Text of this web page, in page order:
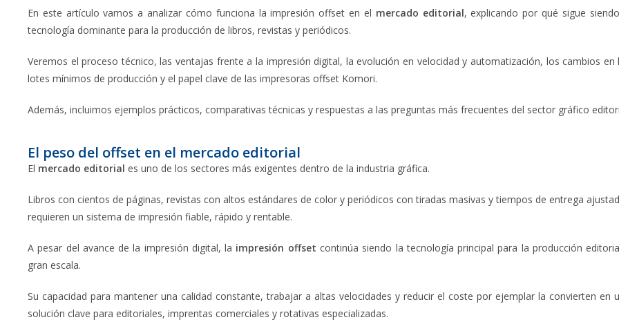
En este artículo vamos a analizar cómo funciona la impresión offset en el mercado editorial, explicando por qué sigue
tecnología dominante para la producción de libros, revistas y periódicos.
Veremos el proceso técnico, las ventajas frente a la impresión digital, la evolución en velocidad y automatización, los cambios en
lotes mínimos de producción y el papel clave de las impresoras offset Komori.
Además, incluimos ejemplos prácticos, comparativas técnicas y respuestas a las preguntas más frecuentes del sector gráfico
El peso del offset en el mercado editorial
El mercado editorial es uno de los sectores más exigentes dentro de la industria gráfica.
Libros con cientos de páginas, revistas con altos estándares de color y periódicos con tiradas masivas y tiempos de entrega
requieren un sistema de impresión fiable, rápido y rentable.
A pesar del avance de la impresión digital, la impresión offset continúa siendo la tecnología principal para la producción
gran escala.
Su capacidad para mantener una calidad constante, trabajar a altas velocidades y reducir el coste por ejemplar la convierten en
solución clave para editoriales, imprentas comerciales y rotativas especializadas.